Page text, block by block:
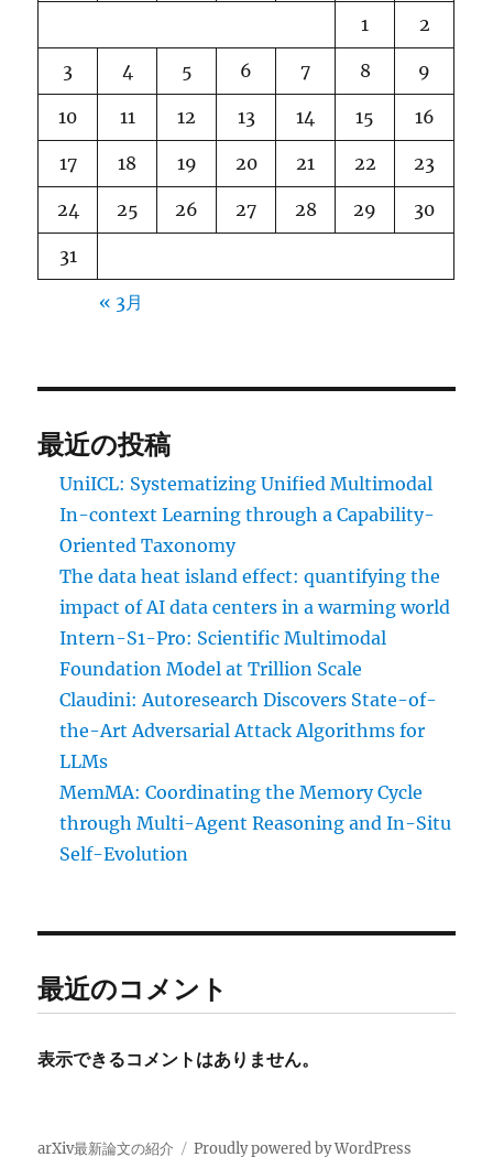
1 2
3 4 5 6 7 8 9
10 11 12 13 14 15 16
17 18 19 20 21 22 23
24 25 26 27 28 29 30
31
« 3月
最近の投稿
UniICL: Systematizing Unified Multimodal
In-context Learning through a Capability-
Oriented Taxonomy
The data heat island effect: quantifying the
impact of AI data centers in a warming world
Intern-S1-Pro: Scientific Multimodal
Foundation Model at Trillion Scale
Claudini: Autoresearch Discovers State-of-
the-Art Adversarial Attack Algorithms for
LLMs
MemMA: Coordinating the Memory Cycle
through Multi-Agent Reasoning and In-Situ
Self-Evolution
最近のコメント
表示できるコメントはありません。
arXiv最新論文の紹介 Proudly powered by WordPress